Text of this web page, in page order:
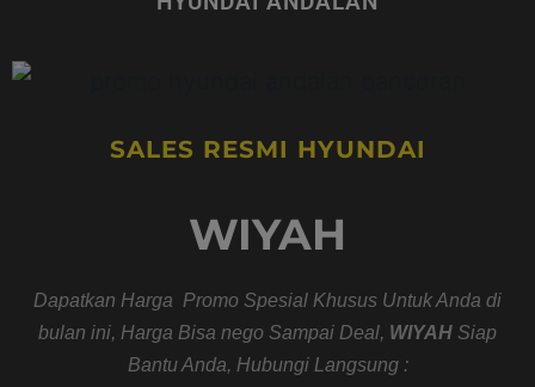
SALES RESMI HYUNDAI
WIYAH
Dapatkan Harga Promo Spesial Khusus Untuk Anda di
bulan ini, Harga Bisa nego Sampai Deal, WIYAH Siap
Bantu Anda, Hubungi Langsung :